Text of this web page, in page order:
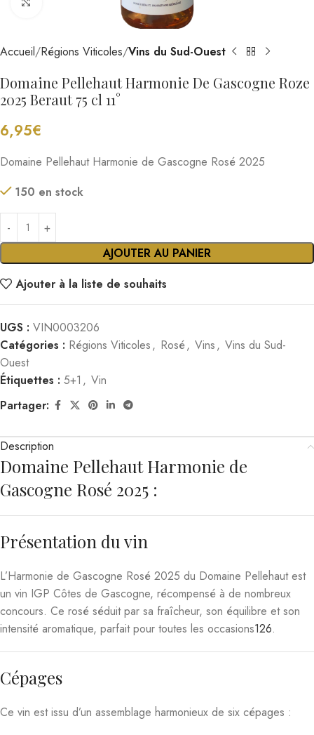
Accueil Régions Viticoles Vins du Sud-Ouest
Domaine Pellehaut Harmonie De Gascogne Roze
2025 Beraut 75 cl 11°
6,95€
Domaine Pellehaut Harmonie de Gascogne Rosé 2025
150 en stock
AJOUTER AU PANIER
Ajouter à la liste de souhaits
UGS : VIN0003206
Catégories : Régions Viticoles, Rosé, Vins, Vins du Sud-
Ouest
Étiquettes : 5+1 , Vin
Partager:
Description
Domaine Pellehaut Harmonie de
Gascogne Rosé 2025 :
Présentation du vin
L’Harmonie de Gascogne Rosé 2025 du Domaine Pellehaut est
un vin IGP Côtes de Gascogne, récompensé à de nombreux
concours. Ce rosé séduit par sa fraîcheur, son équilibre et son
intensité aromatique, parfait pour toutes les occasions126.
Cépages
Ce vin est issu d’un assemblage harmonieux de six cépages :